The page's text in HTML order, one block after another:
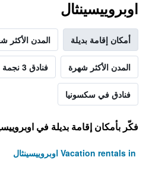
اوبروييسينثال
أمكان إقامة بديلة المدن الأكثر
المدن الأكثر شهرة فنادق 3 نجمة
فنادق في سكسونيا
فكّر بأمكان إقامة بديلة في
Vacation rentals in اوبروييسينثال